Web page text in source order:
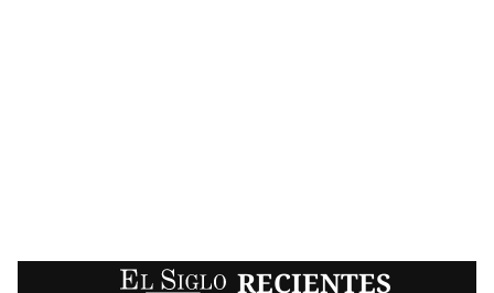
EL SIGLO RECIENTES